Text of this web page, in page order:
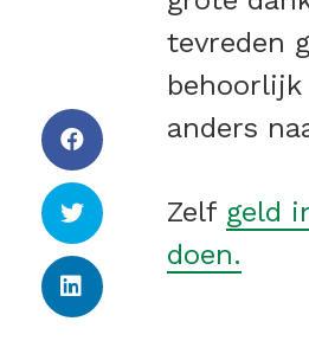
tevreden
anders
Zelf geld
doen.